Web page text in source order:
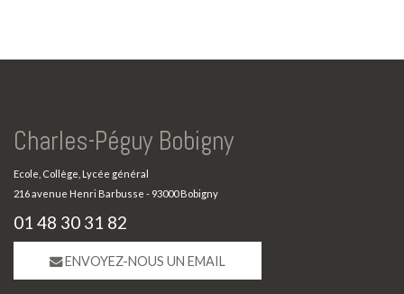
Charles-Péguy Bobigny
Ecole, Collège, Lycée général
216 avenue Henri Barbusse - 93000 Bobigny
01 48 30 31 82
ENVOYEZ-NOUS UN EMAIL